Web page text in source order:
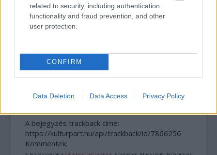
related to security, including authentication
functionality and fraud prevention, and other
user protection.
CONFIRM
Data Deletion Data Access Privacy Policy
MUCSI ZOLTÁN VISSZATÉR – EGY ÉLETEM
A bejegyzés trackback címe:
https://kulturpart.hu/api/trackback/id/7866256
Kommentek:
A hozzászólások avonatkozó jogszabályok értelmében felhasználói tartalomnak